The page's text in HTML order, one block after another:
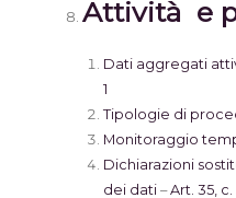
Attività e
Dati aggregati
1
Tipologie di
Monitoraggio
Dichiarazioni
dei dati–Art. 35, c.